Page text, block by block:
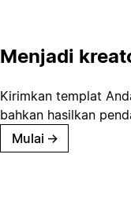
Menjadi
Kirimkan templat
bahkan hasilkan
Mulai →